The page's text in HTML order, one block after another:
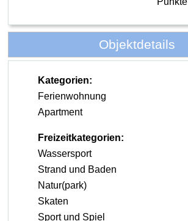
Objektdetails
Kategorien:
Ferienwohnung
Apartment
Freizeitkategorien:
Wassersport
Strand und Baden
Natur(park)
Skaten
Sport und Spiel